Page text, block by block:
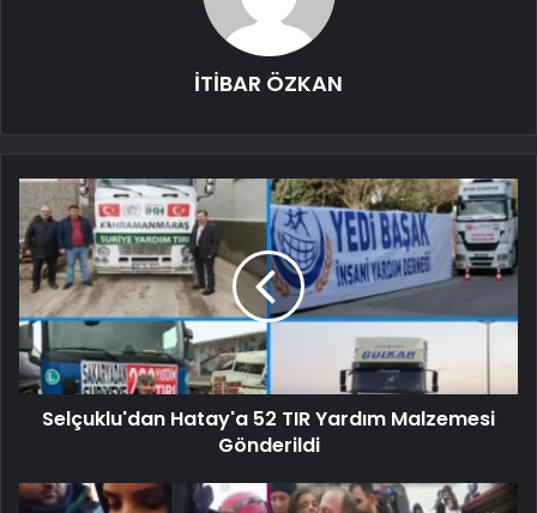
İTİBAR ÖZKAN
Selçuklu'dan Hatay'a 52 TIR Yardım Malzemesi
Gönderildi